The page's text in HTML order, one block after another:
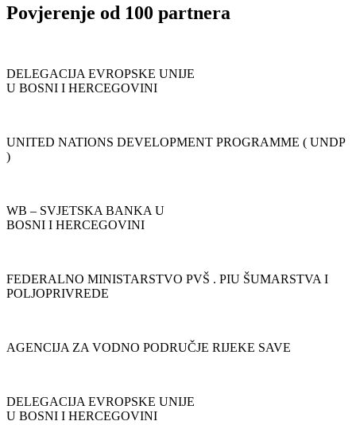
Povjerenje od 100 partnera
DELEGACIJA EVROPSKE UNIJE
U BOSNI I HERCEGOVINI
UNITED NATIONS DEVELOPMENT PROGRAMME ( UNDP
)
WB – SVJETSKA BANKA U
BOSNI I HERCEGOVINI
FEDERALNO MINISTARSTVO PVŠ . PIU ŠUMARSTVA I
POLJOPRIVREDE
AGENCIJA ZA VODNO PODRUČJE RIJEKE SAVE
DELEGACIJA EVROPSKE UNIJE
U BOSNI I HERCEGOVINI